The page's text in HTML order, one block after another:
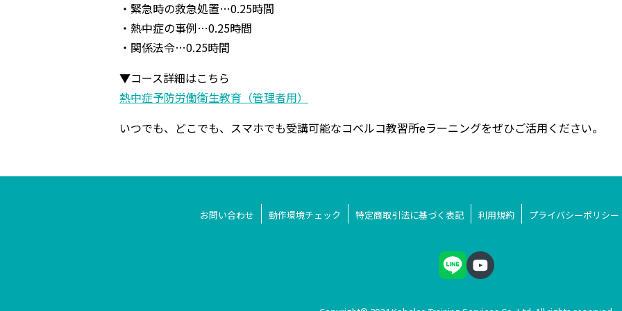
・緊急時の救急処置…0.25時間
・熱中症の事例…0.25時間
・関係法令…0.25時間
▼コース詳細はこちら
熱中症予防労働衛生教育（管理者用）
いつでも、どこでも、スマホでも受講可能なコベルコ教習所eラーニングをぜひご活用ください。
お問い合わせ 動作環境チェック 特定商取引法に基づく表記 利用規約 プライバシーポリシー